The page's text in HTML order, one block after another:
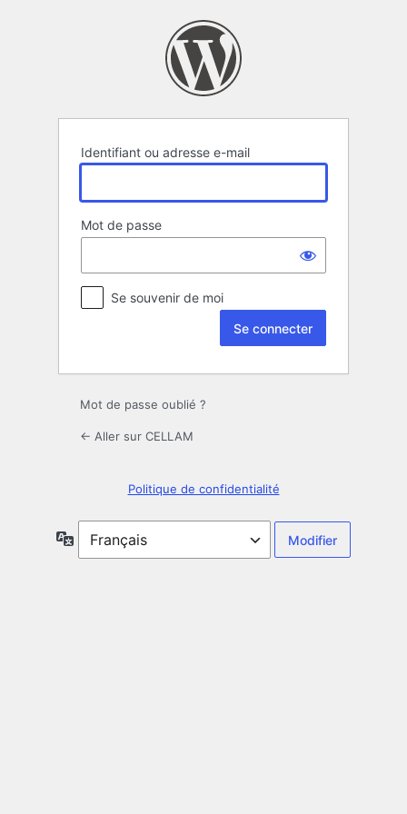
Identifiant ou adresse e-mail
Mot de passe
Se souvenir de moi
Mot de passe oublié ?
← Aller sur CELLAM
Politique de confidentialité
Langue